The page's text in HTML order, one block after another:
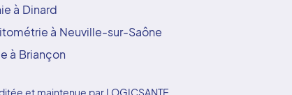
à Dinard
à Neuville-sur-Saône
à Briançon
et maintenue par LOGICSANTE.